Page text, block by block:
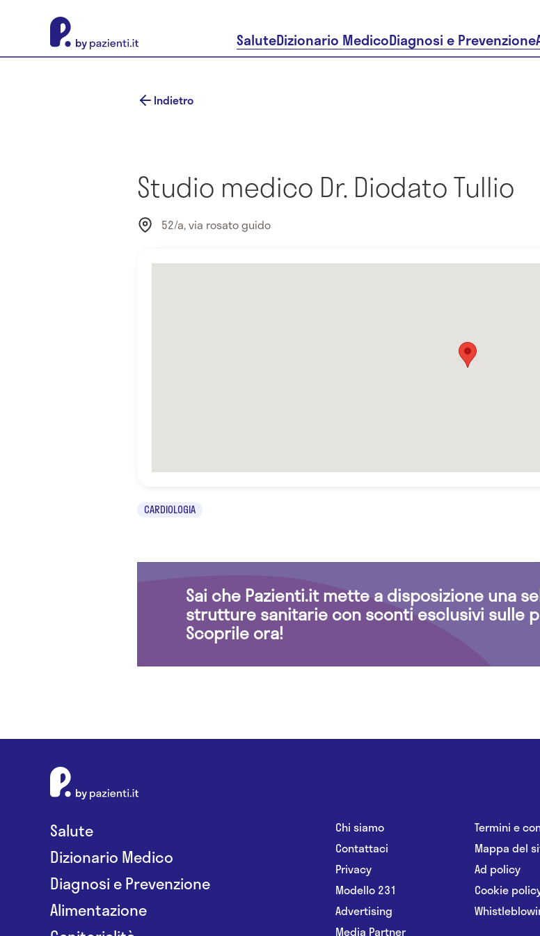
SaluteDizionario MedicoDiagnosi e Prevenzione
Indietro
Studio medico Dr. Diodato Tullio
52/a, via rosato guido
CARDIOLOGIA
Sai che Pazienti.it mette a disposizione una
strutture sanitarie con sconti esclusivi sulle
Scoprile ora!
Salute
Dizionario Medico
Diagnosi e Prevenzione
Alimentazione
Chi siamo
Contattaci
Privacy
Modello 231
Advertising
Media Partner
Termini e
Mappa del
Ad policy
Cookie